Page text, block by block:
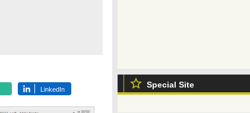
Special Site
LinkedIn